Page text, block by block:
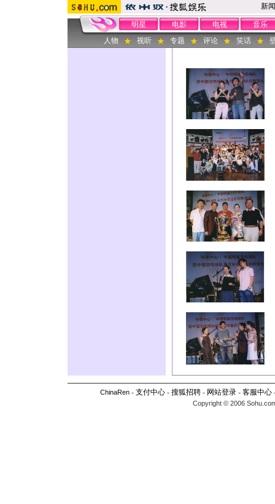
新闻
明星 电影 电视
音乐
人物
视听 专题 评论 笑话
ChinaRen- 支付中心- 搜狐招聘- 网站登录- 客服中心
Copyright © 2006